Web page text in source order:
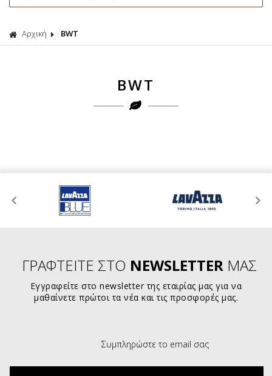
Αρχική BWT
BWT
ΓΡΑΦΤΕΙΤΕ ΣΤΟ NEWSLETTERΜΑΣ
Εγγραφείτε στο newsletter της εταιρίας μας για να
μαθαίνετε πρώτοι τα νέα και τις προσφορές μας.